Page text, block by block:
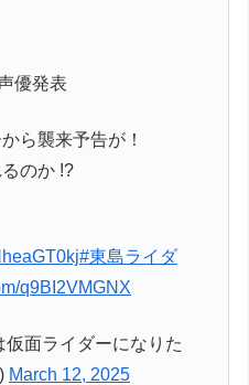
優発表
ら襲来予告が！
のか !?
#東島ライダ
q9BI2VMGNX
面ライダーになりた
March 12, 2025